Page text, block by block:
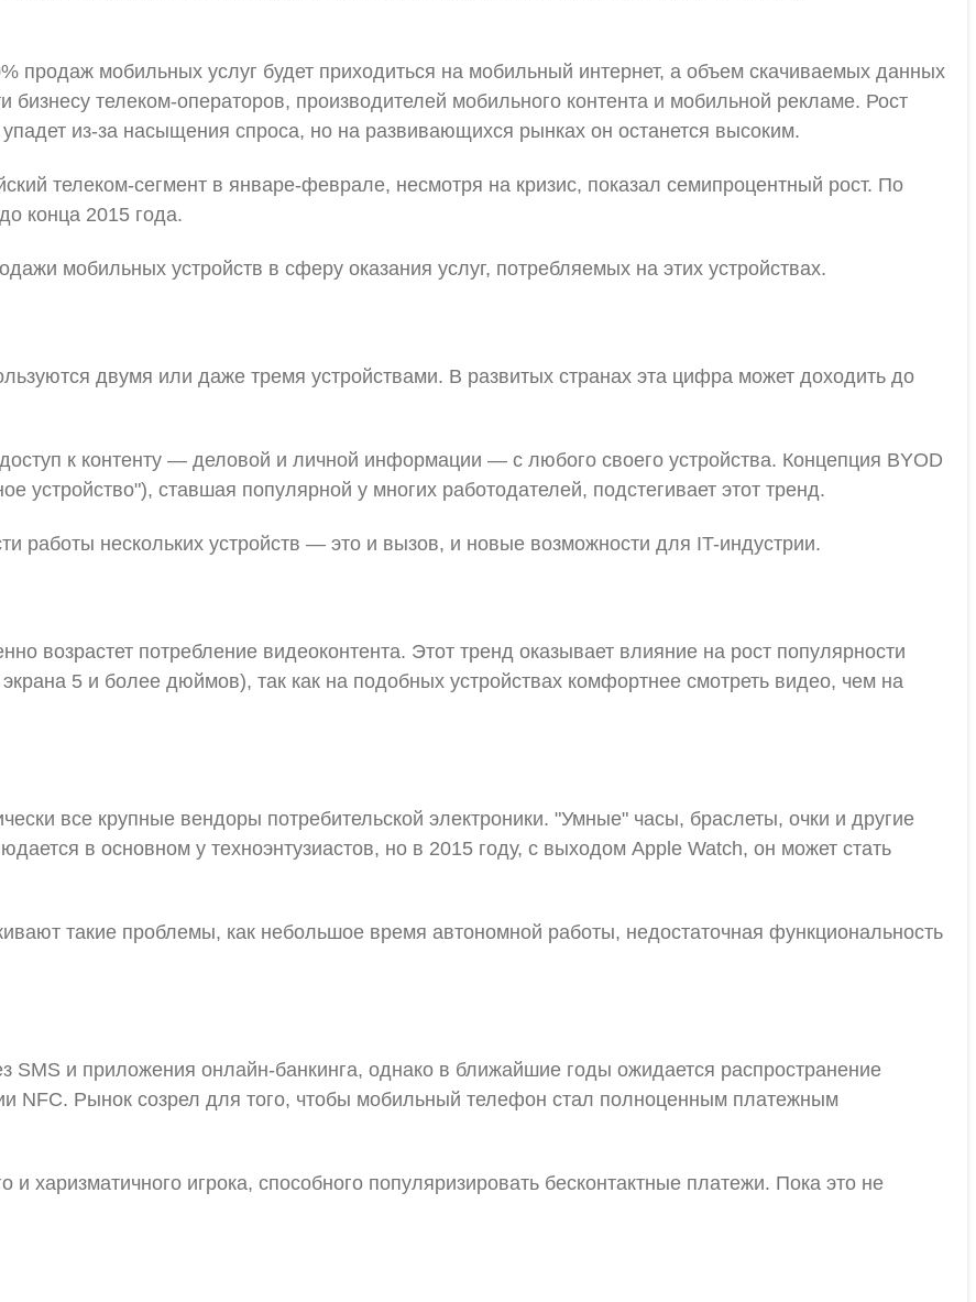
продаж мобильных услуг будет приходиться на мобильный интернет, а объем скачиваемых данных
бизнесу телеком-операторов, производителей мобильного контента и мобильной рекламе. Рост
из-за насыщения спроса, но на развивающихся рынках он останется высоким.
телеком-сегмент в январе-феврале, несмотря на кризис, показал семипроцентный рост. По
конца 2015 года.
мобильных устройств в сферу оказания услуг, потребляемых на этих устройствах.
двумя или даже тремя устройствами. В развитых странах эта цифра может доходить до
к контенту — деловой и личной информации — с любого своего устройства. Концепция BYOD
устройство"), ставшая популярной у многих работодателей, подстегивает этот тренд.
работы нескольких устройств — это и вызов, и новые возможности для IT-индустрии.
возрастет потребление видеоконтента. Этот тренд оказывает влияние на рост популярности
5 и более дюймов), так как на подобных устройствах комфортнее смотреть видео, чем на
все крупные вендоры потребительской электроники. "Умные" часы, браслеты, очки и другие
в основном у техноэнтузиастов, но в 2015 году, с выходом Apple Watch, он может стать
такие проблемы, как небольшое время автономной работы, недостаточная функциональность
и приложения онлайн-банкинга, однако в ближайшие годы ожидается распространение
NFC. Рынок созрел для того, чтобы мобильный телефон стал полноценным платежным
и харизматичного игрока, способного популяризировать бесконтактные платежи. Пока это не